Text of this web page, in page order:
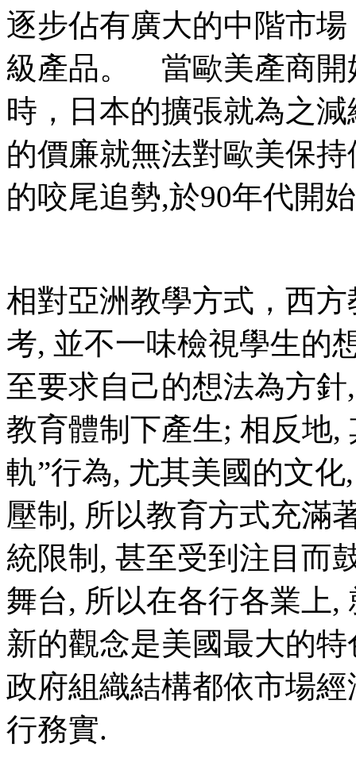
逐步佔有廣大的中階市
級產品。 當歐美產商開
時，日本的擴張就為之
的價廉就無法對歐美保
的咬尾追勢,於90年代
相對亞洲教學方式，西
考, 並不一味檢視學生的
至要求自己的想法為方
教育體制下產生; 相反地,
軌”行為, 尤其美國的文
壓制, 所以教育方式充滿
統限制, 甚至受到注目而
舞台, 所以在各行各業上,
新的觀念是美國最大的
政府組織結構都依市場
行務實.